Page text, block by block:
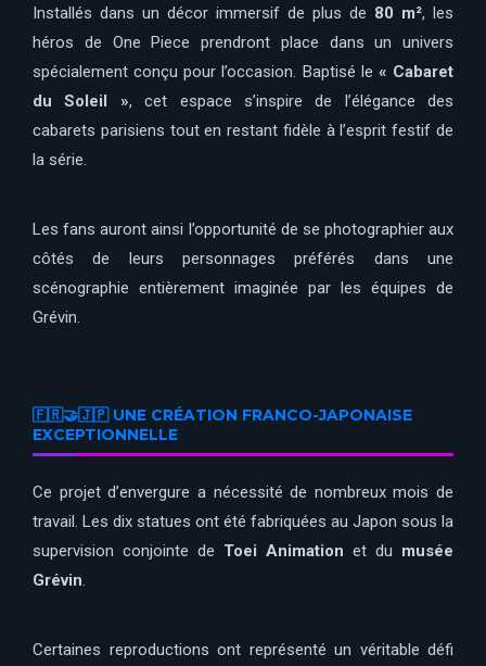
Installés dans un décor immersif de plus de 80 m², les
héros de One Piece prendront place dans un univers
spécialement conçu pour l’occasion. Baptisé le « Cabaret
du Soleil », cet espace s’inspire de l’élégance des
cabarets parisiens tout en restant fidèle à l’esprit festif de
la série.
Les fans auront ainsi l’opportunité de se photographier aux
côtés de leurs personnages préférés dans une
scénographie entièrement imaginée par les équipes de
Grévin.
🇫🇷🤝🇯🇵 UNE CRÉATION FRANCO-JAPONAISE
EXCEPTIONNELLE
Ce projet d’envergure a nécessité de nombreux mois de
travail. Les dix statues ont été fabriquées au Japon sous la
supervision conjointe de Toei Animation et du musée
Grévin.
Certaines reproductions ont représenté un véritable défi